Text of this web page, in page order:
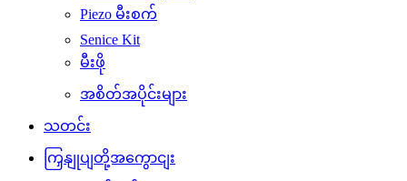
Piezo မီးစက်
Senice Kit
မီးဖို
အစိတ်အပိုင်းများ
သတင်း
ကြှနျုပျတို့အကွောငျး